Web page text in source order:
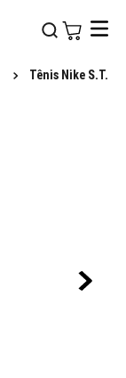
Tênis Nike S.T.